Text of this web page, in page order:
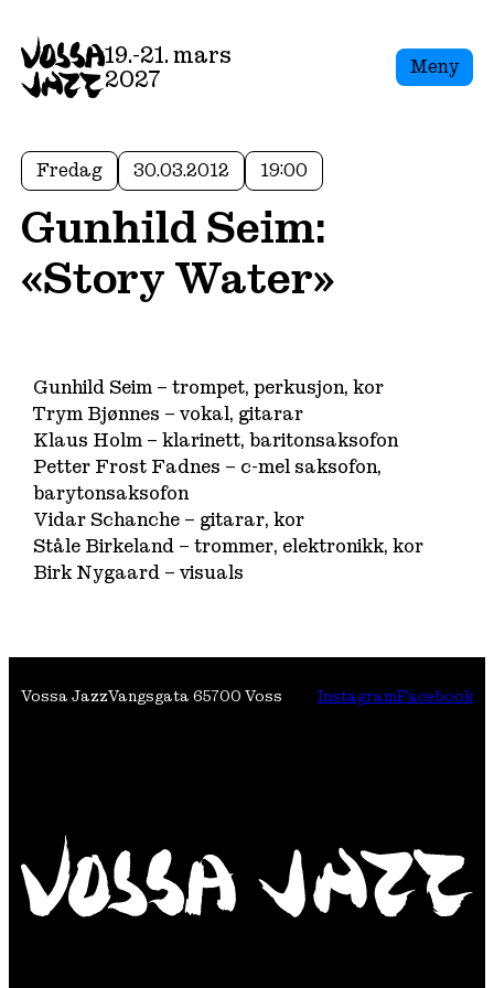
19.-21. mars
2027
Meny
Fredag 30.03.2012 19:00
Gunhild Seim:
«Story Water»
Gunhild Seim – trompet, perkusjon, kor
Trym Bjønnes – vokal, gitarar
Klaus Holm – klarinett, baritonsaksofon
Petter Frost Fadnes – c-mel saksofon,
barytonsaksofon
Vidar Schanche – gitarar, kor
Ståle Birkeland – trommer, elektronikk, kor
Birk Nygaard – visuals
Vossa JazzVangsgata 65700 Voss InstagramFacebook